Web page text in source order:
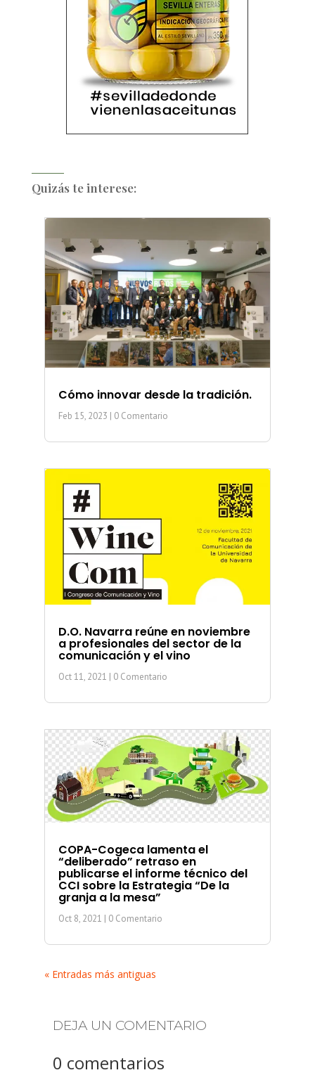
Quizás te interese:
Cómo innovar desde la tradición.
Feb 15, 2023 | 0 Comentario
D.O. Navarra reúne en noviembre
a profesionales del sector de la
comunicación y el vino
Oct 11, 2021 | 0 Comentario
COPA-Cogeca lamenta el
“deliberado” retraso en
publicarse el informe técnico del
CCI sobre la Estrategia “De la
granja a la mesa”
Oct 8, 2021 | 0 Comentario
« Entradas más antiguas
DEJA UN COMENTARIO
0 comentarios